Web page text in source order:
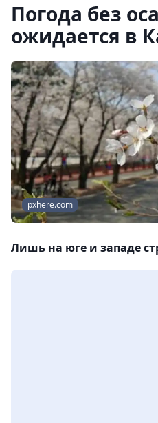
Погода без
ожидается в
pxhere.com
Лишь на юге и западе